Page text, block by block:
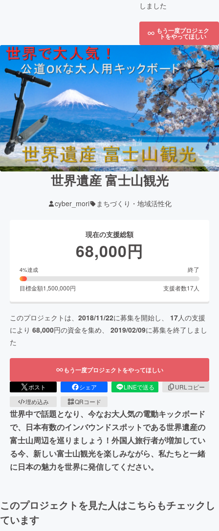
しました
もう一度プロジェク
トをやってほしい
世界遺産 富士山観光
cyber_mori まちづくり・地域活性化
現在の支援総額
68,000円
4%達成 終了
目標金額1,500,000円 支援者数17人
このプロジェクトは、 2018/11/22に募集を開始し、 17人の支援
により 68,000円の資金を集め、 2019/02/09に募集を終了しまし
た
もう一度プロジェクトをやってほしい
ポスト シェア LINEで送る
URLコピー
埋め込み
QRコード
世界中で話題となり、今なお大人気の電動キックボード
で、日本有数のインバウンドスポットである世界遺産の
富士山周辺を巡りましょう！外国人旅行者が増加してい
る今、新しい富士山観光を楽しみながら、私たちと一緒
に日本の魅力を世界に発信してください。
このプロジェクトを見た人はこちらもチェックし
ています